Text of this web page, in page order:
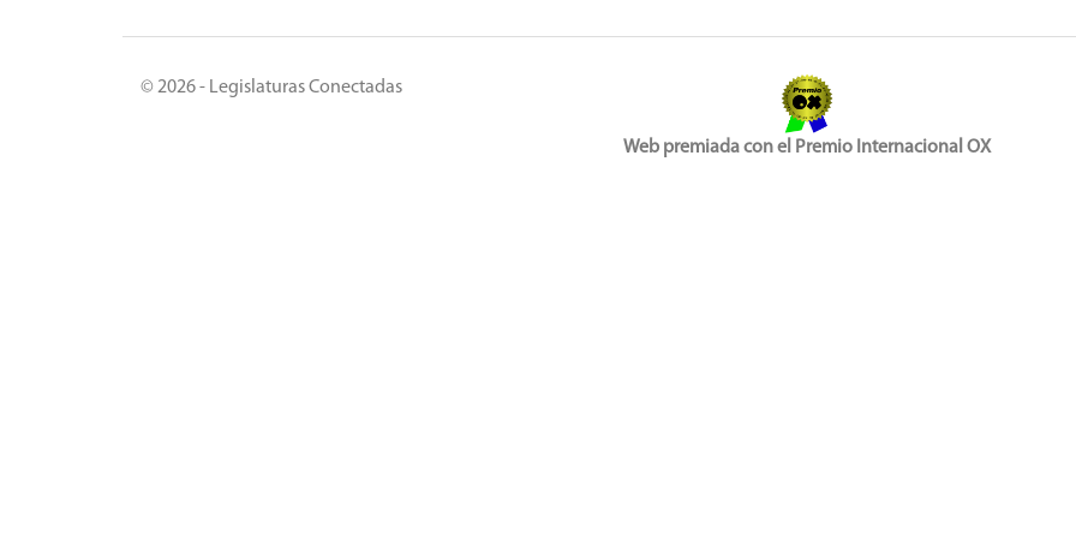
© 2026 - Legislaturas Conectadas
Web premiada con el Premio Internacional OX